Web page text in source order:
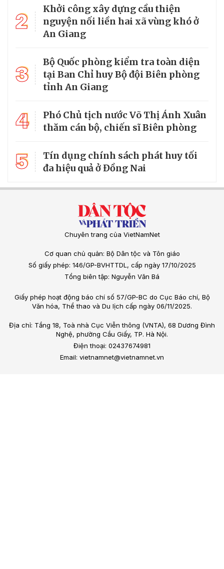
2
Khởi công xây dựng cầu thiện
nguyện nối liền hai xã vùng khó ở
An Giang
3
Bộ Quốc phòng kiểm tra toàn diện
tại Ban Chỉ huy Bộ đội Biên phòng
tỉnh An Giang
4
Phó Chủ tịch nước Võ Thị Ánh Xuân
thăm cán bộ, chiến sĩ Biên phòng
5
Tín dụng chính sách phát huy tối
đa hiệu quả ở Đồng Nai
Chuyên trang của VietNamNet
Cơ quan chủ quản: Bộ Dân tộc và Tôn giáo
Số giấy phép: 146/GP-BVHTTDL, cấp ngày 17/10/2025
Tổng biên tập: Nguyễn Văn Bá
Giấy phép hoạt động báo chí số 57/GP-BC do Cục Báo chí, Bộ
Văn hóa, Thể thao và Du lịch cấp ngày 06/11/2025.
Địa chỉ: Tầng 18, Toà nhà Cục Viễn thông (VNTA), 68 Dương Đình
Nghệ, phường Cầu Giấy, TP. Hà Nội.
Điện thoại: 02437674981
Email: vietnamnet@vietnamnet.vn